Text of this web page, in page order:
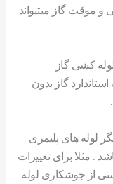
موقت گاز میتیواند
کشی گاز
گاز بدون
لوله های پلیمری
. مثلا برای تغییرات
از جوشکاری لوله